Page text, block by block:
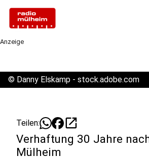
Anzeige
© Danny Elskamp - stock.adobe.com
Teilen: open_in_new
Verhaftung 30 Jahre
Mülheim